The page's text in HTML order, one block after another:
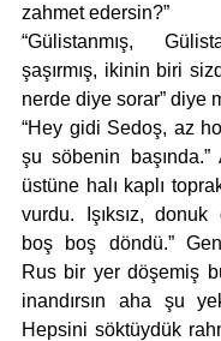
zahmet edersin?”
“Gülistanmış,
şaşırmış, ikinin biri
nerde diye sorar” diye
“Hey gidi Sedoş, az
şu söbenin başında.”
üstüne halı kaplı
vurdu. Işıksız,
boş boş döndü.”
Rus bir yer döşemiş
inandırsın aha şu
Hepsini söktüydük